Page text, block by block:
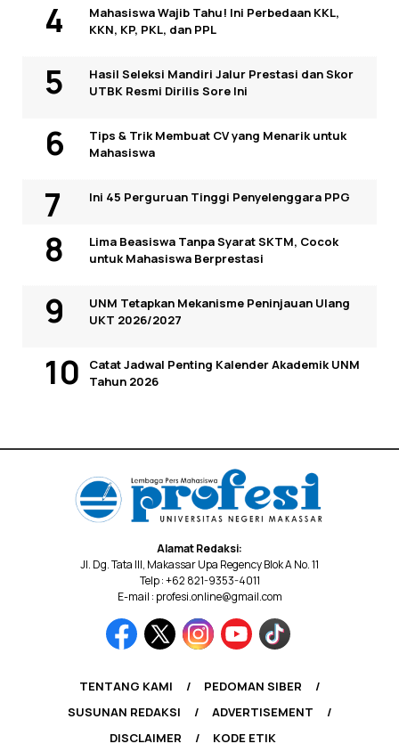
Mahasiswa Wajib Tahu! Ini Perbedaan KKL,
KKN, KP, PKL, dan PPL
Hasil Seleksi Mandiri Jalur Prestasi dan Skor
UTBK Resmi Dirilis Sore Ini
Tips & Trik Membuat CV yang Menarik untuk
Mahasiswa
Ini 45 Perguruan Tinggi Penyelenggara PPG
Lima Beasiswa Tanpa Syarat SKTM, Cocok
untuk Mahasiswa Berprestasi
UNM Tetapkan Mekanisme Peninjauan Ulang
UKT 2026/2027
Catat Jadwal Penting Kalender Akademik UNM
Tahun 2026
Alamat Redaksi:
Jl. Dg. Tata III, Makassar Upa Regency Blok A No. 11
Telp : +62 821-9353-4011
E-mail : profesi.online@gmail.com
TENTANG KAMI
PEDOMAN SIBER
SUSUNAN REDAKSI
ADVERTISEMENT
DISCLAIMER
KODE ETIK